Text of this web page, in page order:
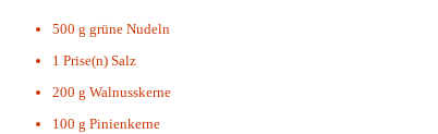
500 g grüne Nudeln
1 Prise(n) Salz
200 g Walnusskerne
100 g Pinienkerne